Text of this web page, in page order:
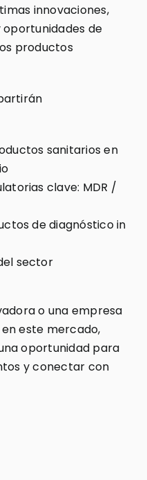
innovaciones,
de
productos
sanitarios en
clave: MDR /
de diagnóstico in
sector
o una empresa
este mercado,
oportunidad para
y conectar con